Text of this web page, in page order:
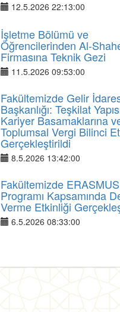
12.5.2026 22:13:00
İşletme Bölümü ve
Öğrencilerinden Al-
Firmasına Teknik Gezi
11.5.2026 09:53:00
Fakültemizde Gelir
Başkanlığı: Teşkilat
Kariyer Basamaklarına
Toplumsal Vergi Bilinci
Gerçekleştirildi
8.5.2026 13:42:00
Fakültemizde
Programı Kapsamında
Verme Etkinliği
6.5.2026 08:33:00